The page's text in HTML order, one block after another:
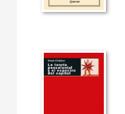
Arte contemporáneo
Básica de bolsillo
Básica de Bolsillo 